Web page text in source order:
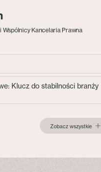
Wspólnicy Kancelaria Prawna
Klucz do stabilności branży
Zobacz wszystkie